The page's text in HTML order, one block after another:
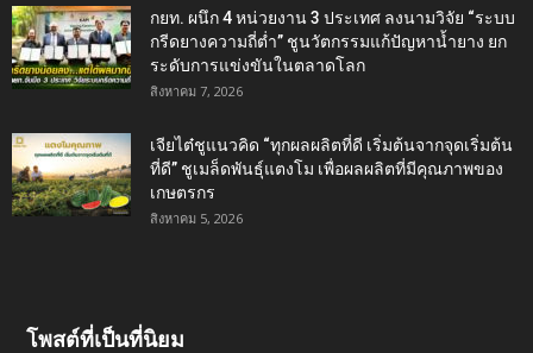
กยท. ผนึก 4 หน่วยงาน 3 ประเทศ ลงนามวิจัย “ระบบ
กรีดยางความถี่ต่ำ” ชูนวัตกรรมแก้ปัญหาน้ำยาง ยก
ระดับการแข่งขันในตลาดโลก
สิงหาคม 7, 2026
เจียไต๋ชูแนวคิด “ทุกผลผลิตที่ดี เริ่มต้นจากจุดเริ่มต้น
ที่ดี” ชูเมล็ดพันธุ์แตงโม เพื่อผลผลิตที่มีคุณภาพของ
เกษตรกร
สิงหาคม 5, 2026
โพสต์ที่เป็นที่นิยม